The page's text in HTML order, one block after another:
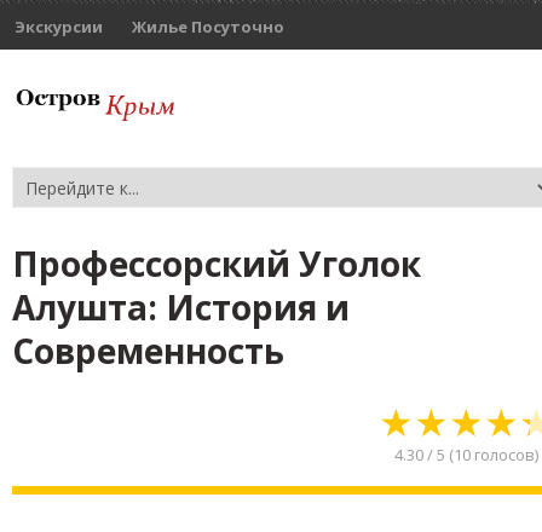
Экскурсии Жилье Посуточно
Профессорский Уголок
Алушта: История и
Современность
★★★★
4.30/5 (10 голосов)